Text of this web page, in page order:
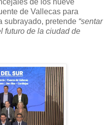
de Vallecas para
subrayado, pretende “sentar
futuro de la ciudad de